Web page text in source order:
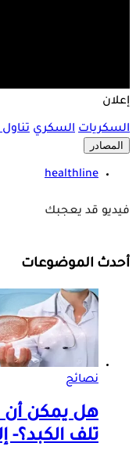
إعلان
السكريات السكري
المصادر
healthline
فيديو قد يعجبك
أحدث الموضوعات
نصائح
هل يمكن أن
تلف الكبد؟-